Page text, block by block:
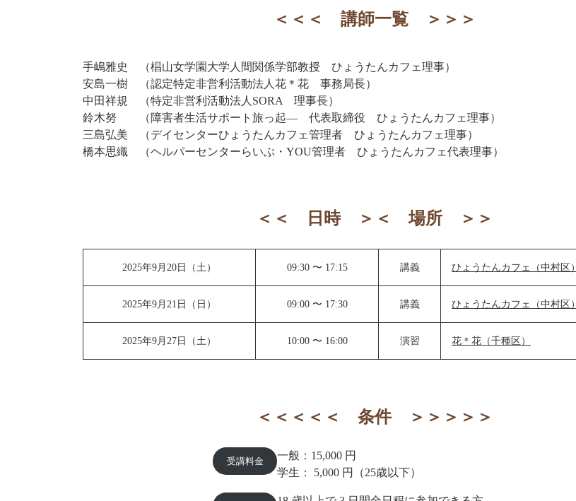
＜＜＜ 講師一覧 ＞＞＞
手嶋雅史 （椙山女学園大学人間関係学部教授 ひょうたんカフェ理事）
安島一樹 （認定特定非営利活動法人花＊花 事務局長）
中田祥規 （特定非営利活動法人SORA 理事長）
鈴木努 （障害者生活サポート旅っ起― 代表取締役 ひょうたんカフェ理事）
三島弘美 （デイセンターひょうたんカフェ管理者 ひょうたんカフェ理事）
橋本思織 （ヘルパーセンターらいぶ・YOU管理者 ひょうたんカフェ代表理事）
＜＜ 日時 ＞＜ 場所 ＞＞
2025年9月20日（土） 09:30 〜 17:15 講義 ひょうたんカフェ（中村区）
2025年9月21日（日） 09:00 〜 17:30 講義 ひょうたんカフェ（中村区）
2025年9月27日（土） 10:00 〜 16:00 演習 花＊花（千種区）
＜＜＜＜＜ 条件 ＞＞＞＞＞
受講料金
一般：15,000 円
学生： 5,000 円（25歳以下）